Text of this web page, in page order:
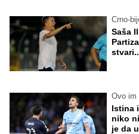
Crno-
Saša
Ovo im
Istina
niko
je da